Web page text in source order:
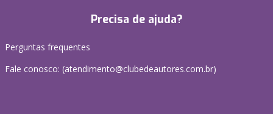
Precisa de ajuda?
Perguntas frequentes
Fale conosco: (atendimento@clubedeautores.com.br)